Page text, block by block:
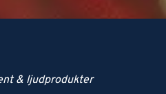
& ljudprodukter